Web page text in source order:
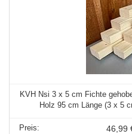
KVH Nsi 3 x 5 cm Fichte
Holz 95 cm Länge (3 x 5
46,99